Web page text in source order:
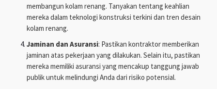
membangun kolam renang. Tanyakan tentang keahlian
mereka dalam teknologi konstruksi terkini dan tren desain
kolam renang.
Jaminan dan Asuransi: Pastikan kontraktor memberikan
jaminan atas pekerjaan yang dilakukan. Selain itu, pastikan
mereka memiliki asuransi yang mencakup tanggung jawab
publik untuk melindungi Anda dari risiko potensial.